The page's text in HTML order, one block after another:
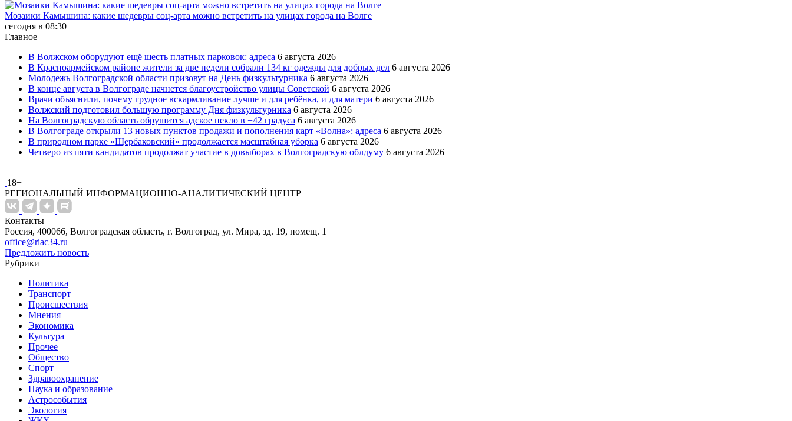
Мозаики Камышина: какие шедевры соц-арта можно встретить на улицах города на Волге
сегодня в 08:30
Главное
В Волжском оборудуют ещё шесть платных парковок: адреса 6 августа 2026
В Красноармейском районе жители за две недели собрали 134 кг одежды для добрых дел 6 августа 2026
Молодежь Волгоградской области призовут на День физкультурника 6 августа 2026
В конце августа в Волгограде начнется благоустройство улицы Советской 6 августа 2026
Врачи объяснили, почему грудное вскармливание лучше и для ребёнка, и для матери 6 августа 2026
Волжский подготовил большую программу Дня физкультурника 6 августа 2026
На Волгоградскую область обрушится адское пекло в +42 градуса 6 августа 2026
В Волгограде открыли 13 новых пунктов продажи и пополнения карт «Волна»: адреса 6 августа 2026
В природном парке «Щербаковский» продолжается масштабная уборка 6 августа 2026
Четверо из пяти кандидатов продолжат участие в довыборах в Волгоградскую облдуму 6 августа 2026
18+
РЕГИОНАЛЬНЫЙ ИНФОРМАЦИОННО-АНАЛИТИЧЕСКИЙ ЦЕНТР
Контакты
Россия, 400066, Волгоградская область, г. Волгоград, ул. Мира, зд. 19, помещ. 1
office@riac34.ru
Предложить новость
Рубрики
Политика
Транспорт
Происшествия
Мнения
Экономика
Культура
Прочее
Общество
Спорт
Здравоохранение
Наука и образование
Астрособытия
Экология